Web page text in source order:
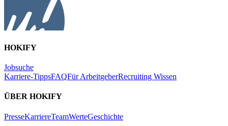
HOKIFY
Jobsuche
Karriere-TippsFAQFür ArbeitgeberRecruiting Wissen
ÜBER HOKIFY
PresseKarriereTeamWerteGeschichte